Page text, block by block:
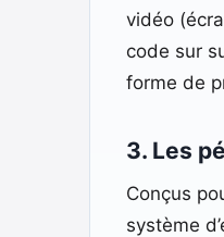
vidéo
code sur
forme de
3. Les
Conçus
système